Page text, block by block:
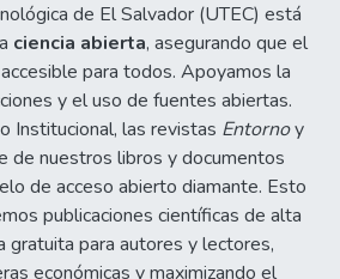
de El Salvador (UTEC) está
ciencia abierta, asegurando que el
para todos. Apoyamos la
y el uso de fuentes abiertas.
Institucional, las revistas Entornoy
de nuestros libros y documentos
de acceso abierto diamante. Esto
publicaciones científicas de alta
gratuita para autores y lectores,
económicas y maximizando el